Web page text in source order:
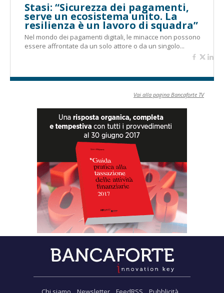
Stasi: “Sicurezza dei pagamenti,
serve un ecosistema unito. La
resilienza è un lavoro di squadra”
Nel mondo dei pagamenti digitali, le minacce non possono
essere affrontate da un solo attore o da un singolo...
Vai alla pagina Bancaforte TV